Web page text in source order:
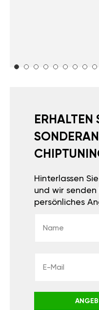
ERHALTEN
Hinterlassen
und wir senden
persönliches